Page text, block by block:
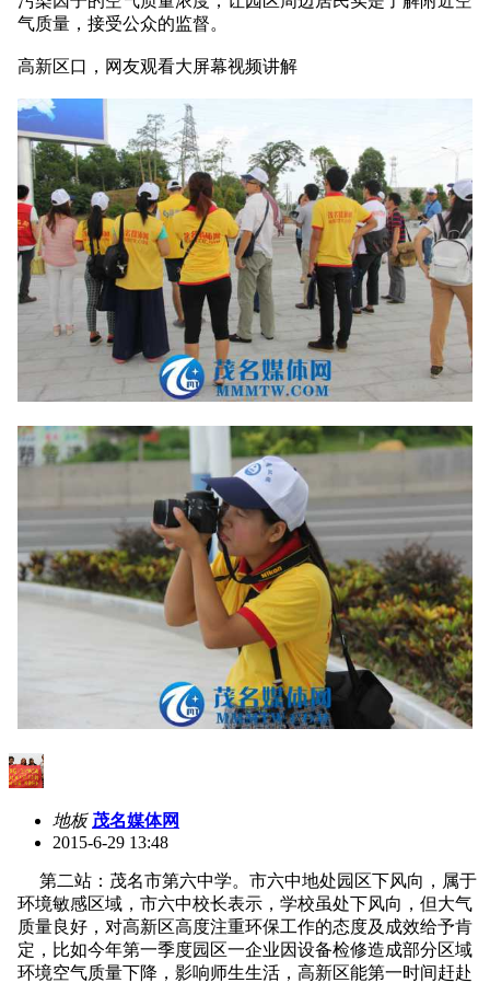
气质量，接受公众的监督。
高新区口，网友观看大屏幕视频讲解
地板 茂名媒体网
2015-6-29 13:48
第二站：茂名市第六中学。市六中地处园区下风向，属于
环境敏感区域，市六中校长表示，学校虽处下风向，但大气
质量良好，对高新区高度注重环保工作的态度及成效给予肯
定，比如今年第一季度园区一企业因设备检修造成部分区域
环境空气质量下降，影响师生生活，高新区能第一时间赶赴